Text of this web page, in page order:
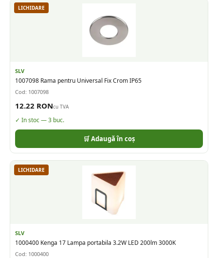
LICHIDARE
SLV
1007098 Rama pentru Universal Fix Crom IP65
Cod: 1007098
12.22 RONcu TVA
✓ In stoc —3 buc.
🛒 Adaugă în coș
LICHIDARE
SLV
1000400 Kenga 17 Lampa portabila 3.2W LED 200lm 3000K
Cod: 1000400